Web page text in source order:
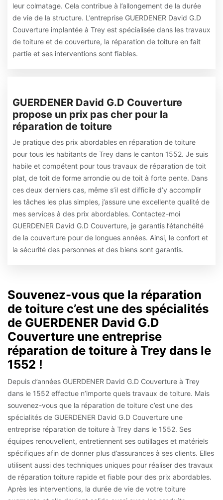
leur colmatage. Cela contribue à l’allongement de la durée
de vie de la structure. L’entreprise GUERDENER David G.D
Couverture implantée à Trey est spécialisée dans les travaux
de toiture et de couverture, la réparation de toiture en fait
partie et ses interventions sont fiables.
GUERDENER David G.D Couverture
propose un prix pas cher pour la
réparation de toiture
Je pratique des prix abordables en réparation de toiture
pour tous les habitants de Trey dans le canton 1552. Je suis
habile et compétent pour tous travaux de réparation de toit
plat, de toit de forme arrondie ou de toit à forte pente. Dans
ces deux derniers cas, même s’il est difficile d’y accomplir
les tâches les plus simples, j’assure une excellente qualité de
mes services à des prix abordables. Contactez-moi
GUERDENER David G.D Couverture, je garantis l’étanchéité
de la couverture pour de longues années. Ainsi, le confort et
la sécurité des personnes et des biens sont garantis.
Souvenez-vous que la réparation
de toiture c’est une des spécialités
de GUERDENER David G.D
Couverture une entreprise
réparation de toiture à Trey dans le
1552 !
Depuis d’années GUERDENER David G.D Couverture à Trey
dans le 1552 effectue n’importe quels travaux de toiture. Mais
souvenez-vous que la réparation de toiture c’est une des
spécialités de GUERDENER David G.D Couverture une
entreprise réparation de toiture à Trey dans le 1552. Ses
équipes renouvellent, entretiennent ses outillages et matériels
spécifiques afin de donner plus d’assurances à ses clients. Elles
utilisent aussi des techniques uniques pour réaliser des travaux
de réparation toiture rapide et fiable pour des prix abordables.
Après les interventions, la durée de vie de votre toiture